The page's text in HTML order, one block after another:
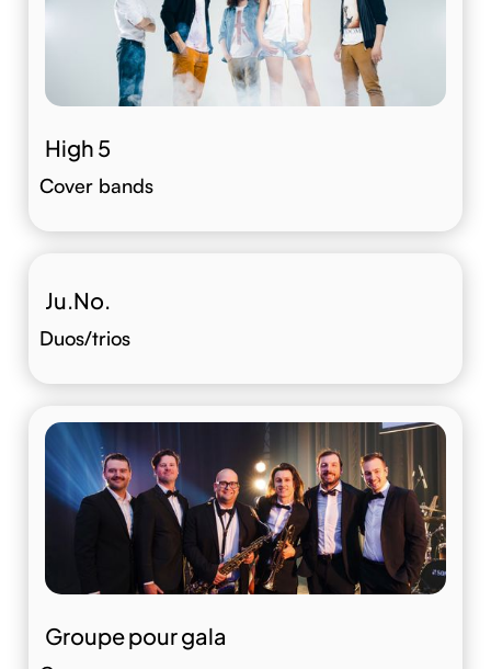
High 5
Cover bands
Ju.No.
Duos/trios
Groupe pour gala